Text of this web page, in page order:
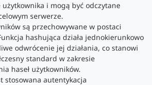
i mogą być odczytane
serwerze.
są przechowywane w postaci
hashująca działa jednokierunkowo
odwrócenie jej działania, co stanowi
standard w zakresie
haseł użytkowników.
stosowana autentykacja